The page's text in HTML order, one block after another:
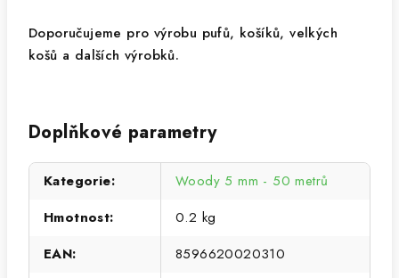
Doporučujeme pro výrobu pufů, košíků, velkých
košů a dalších výrobků.
Doplňkové parametry
Kategorie:
Woody 5 mm - 50 metrů
Hmotnost:
0.2 kg
EAN:
8596620020310